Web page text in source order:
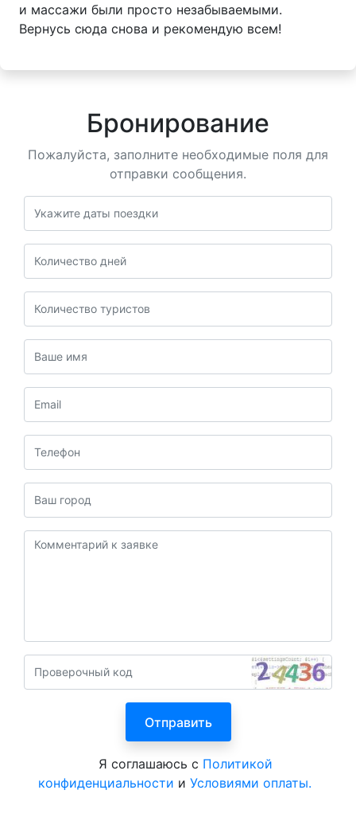
и массажи были просто незабываемыми.
Вернусь сюда снова и рекомендую всем!
Бронирование
Пожалуйста, заполните необходимые поля для
отправки сообщения.
Я соглашаюсь с Политикой
конфиденциальности и Условиями оплаты.